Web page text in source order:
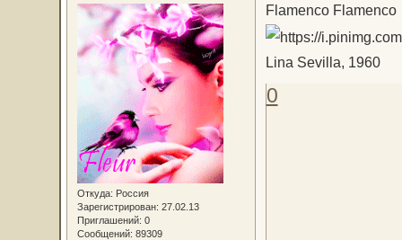
Откуда: Россия
Зарегистрирован: 27.02.13
Приглашений: 0
Сообщений: 89309
Flamenco Flamenco
Lina Sevilla, 1960
0